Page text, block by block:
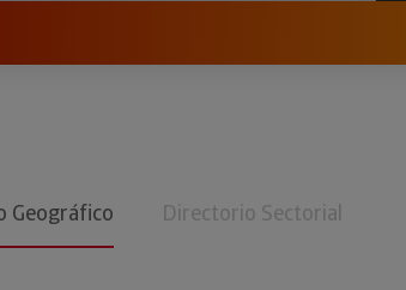
Geográfico Directorio Sectorial